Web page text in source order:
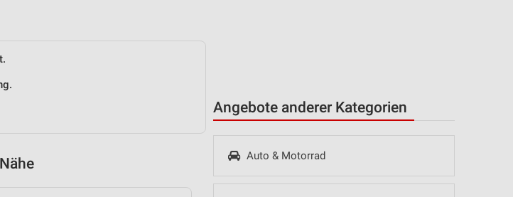
Angebote anderer Kategorien
Auto & Motorrad